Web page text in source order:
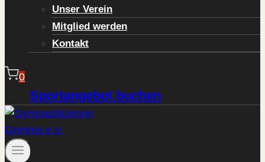
Unser Verein
Mitglied werden
Kontakt
0
Sportangebot buchen